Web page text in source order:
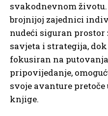
svakodnevnom životu.
brojnijoj zajednici
nudeći siguran prostor
savjeta i strategija, dok
fokusiran na
pripovijedanje,
svoje avanture
knjige.